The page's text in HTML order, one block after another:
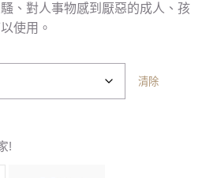
、對人事物感到厭惡的成人、孩
使用。
清除
!